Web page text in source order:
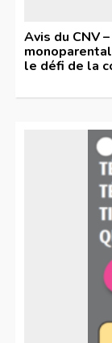
Avis du CNV
le défi de la